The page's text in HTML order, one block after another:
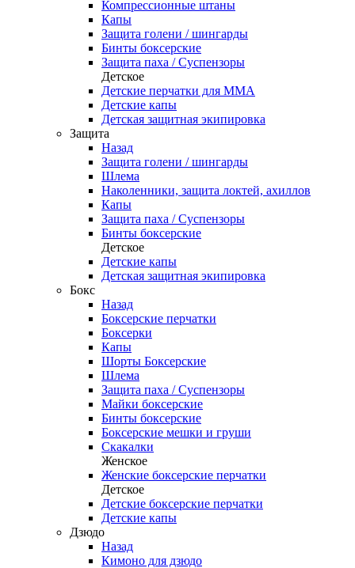
Компрессионные штаны
Капы
Защита голени / шингарды
Бинты боксерские
Защита паха / Суспензоры
Детское
Детские перчатки для ММА
Детские капы
Детская защитная экипировка
Защита
Назад
Защита голени / шингарды
Шлема
Наколенники, защита локтей, ахиллов
Капы
Защита паха / Суспензоры
Бинты боксерские
Детское
Детские капы
Детская защитная экипировка
Бокс
Назад
Боксерские перчатки
Боксерки
Капы
Шорты Боксерские
Шлема
Защита паха / Суспензоры
Майки боксерские
Бинты боксерские
Боксерские мешки и груши
Скакалки
Женское
Женские боксерские перчатки
Детское
Детские боксерские перчатки
Детские капы
Дзюдо
Назад
Кимоно для дзюдо